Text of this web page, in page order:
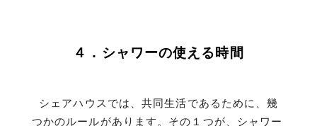
４．シャワーの使える時間
シェアハウスでは、共同生活であるために、幾
つかのルールがあります。その１つが、シャワー